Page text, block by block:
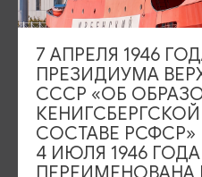
Серебряное ожерелье
Туры и экскурсии
Сувениры
Гостевая
Гиды и экскурсоводы
7 АПРЕЛЯ 1946
ПРЕЗИДИУМА
СССР «ОБ
СОСТАВЕ РСФСР»
4 ИЮЛЯ 1946